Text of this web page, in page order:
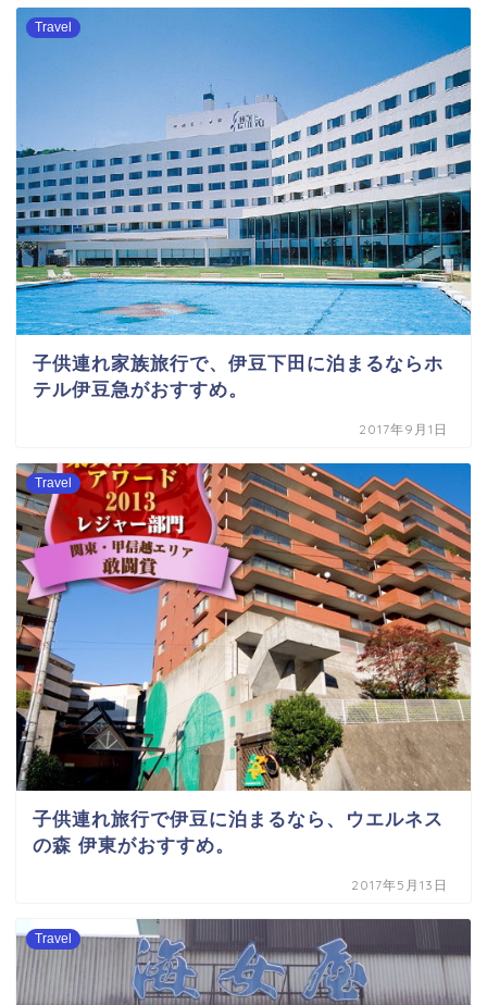
Travel
子供連れ家族旅行で、伊豆下田に泊まるならホ
テル伊豆急がおすすめ。
2017年9月1日
Travel
子供連れ旅行で伊豆に泊まるなら、ウエルネス
の森 伊東がおすすめ。
2017年5月13日
Travel